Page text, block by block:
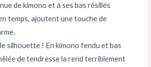
de kimono et à ses bas résillés
temps, ajoutent une touche de
silhouette ! En kimono fendu et bas
de tendresse la rend terriblement